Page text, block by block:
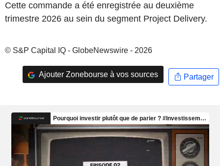
Cette commande a été enregistrée au deuxième
trimestre 2026 au sein du segment Project Delivery.
© S&P Capital IQ - GlobeNewswire - 2026
Ajouter Zonebourse à vos sources Partager